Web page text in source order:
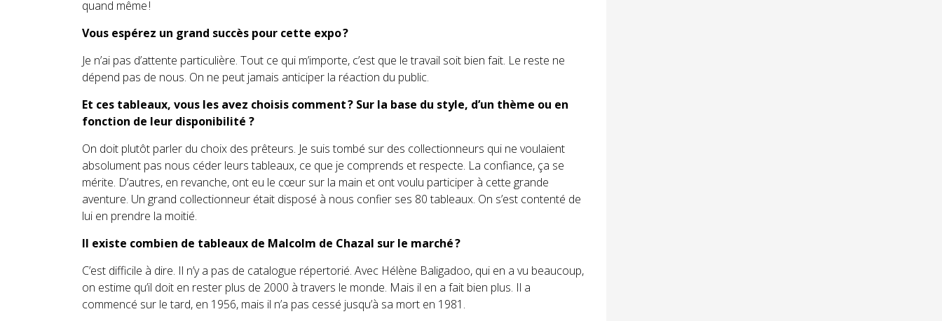
quand même !
Vous espérez un grand succès pour cette expo ?
Je n’ai pas d’attente particulière. Tout ce qui m’importe, c’est que le travail soit bien fait. Le reste ne
dépend pas de nous. On ne peut jamais anticiper la réaction du public.
Et ces tableaux, vous les avez choisis comment ? Sur la base du style, d’un thème ou en
fonction de leur disponibilité ?
On doit plutôt parler du choix des prêteurs. Je suis tombé sur des collectionneurs qui ne voulaient
absolument pas nous céder leurs tableaux, ce que je comprends et respecte. La confiance, ça se
mérite. D’autres, en revanche, ont eu le cœur sur la main et ont voulu participer à cette grande
aventure. Un grand collectionneur était disposé à nous confier ses 80 tableaux. On s’est contenté de
lui en prendre la moitié.
Il existe combien de tableaux de Malcolm de Chazal sur le marché ?
C’est difficile à dire. Il n’y a pas de catalogue répertorié. Avec Hélène Baligadoo, qui en a vu beaucoup,
on estime qu’il doit en rester plus de 2000 à travers le monde. Mais il en a fait bien plus. Il a
commencé sur le tard, en 1956, mais il n’a pas cessé jusqu’à sa mort en 1981.